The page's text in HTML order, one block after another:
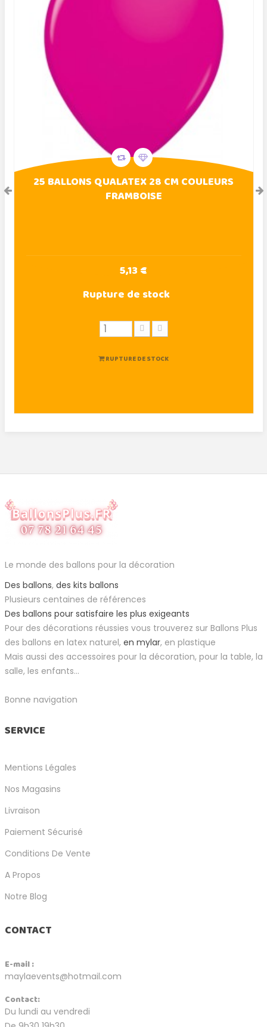
25 BALLONS QUALATEX 28 CM COULEURS
FRAMBOISE
5,13 €
Rupture de stock
RUPTURE DE STOCK
Le monde des ballons pour la décoration
Des ballons, des kits ballons
Plusieurs centaines de références
Des ballons pour satisfaire les plus exigeants
Pour des décorations réussies vous trouverez sur Ballons Plus
des ballons en latex naturel, en mylar, en plastique
Mais aussi des accessoires pour la décoration, pour la table, la
salle, les enfants...
Bonne navigation
SERVICE
Mentions Légales
Nos Magasins
Livraison
Paiement Sécurisé
Conditions De Vente
A Propos
Notre Blog
CONTACT
E-mail :
maylaevents@hotmail.com
Contact:
Du lundi au vendredi